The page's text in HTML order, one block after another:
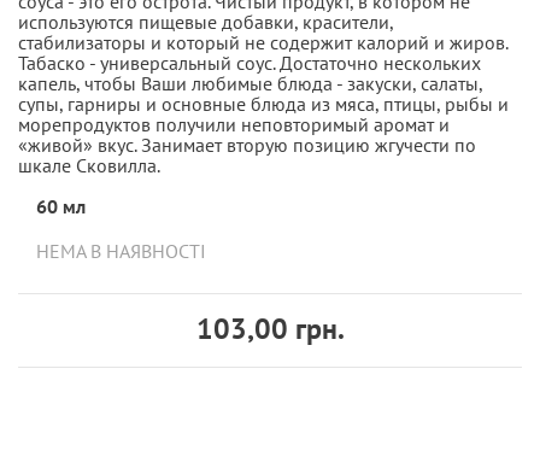
используются пищевые добавки, красители,
стабилизаторы и который не содержит калорий и жиров.
Табаско - универсальный соус. Достаточно нескольких
капель, чтобы Ваши любимые блюда - закуски, салаты,
супы, гарниры и основные блюда из мяса, птицы, рыбы и
морепродуктов получили неповторимый аромат и
«живой» вкус. Занимает вторую позицию жгучести по
шкале Сковилла.
60 мл
НЕМА В НАЯВНОСТІ
103,00 грн.